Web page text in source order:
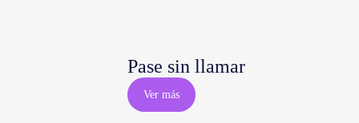
Pase sin llamar
Ver más